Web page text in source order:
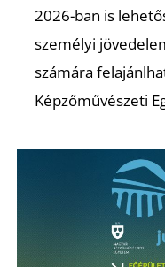
2026-ban is
személyi
számára
Képzőművészeti